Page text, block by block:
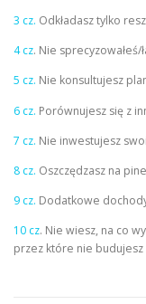
3 cz. Odkładasz tylko
4 cz. Nie sprecyzowałeś/
5 cz. Nie konsultujesz
6 cz. Porównujesz się z
7 cz. Nie inwestujesz
8 cz. Oszczędzasz na
9 cz. Dodatkowe
10 cz. Nie wiesz, na co
przez które nie budujesz